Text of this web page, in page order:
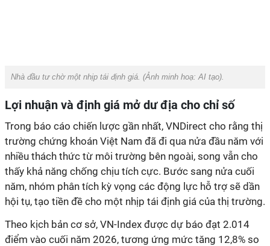
Nhà đầu tư chờ một nhịp tái định giá. (Ảnh minh hoạ: AI tạo).
Lợi nhuận và định giá mở dư địa cho chỉ số
Trong báo cáo chiến lược gần nhất, VNDirect cho rằng thị
trường chứng khoán Việt Nam đã đi qua nửa đầu năm với
nhiều thách thức từ môi trường bên ngoài, song vẫn cho
thấy khả năng chống chịu tích cực. Bước sang nửa cuối
năm, nhóm phân tích kỳ vọng các động lực hỗ trợ sẽ dần
hội tụ, tạo tiền đề cho một nhịp tái định giá của thị trường.
Theo kịch bản cơ sở, VN-Index được dự báo đạt 2.014
điểm vào cuối năm 2026, tương ứng mức tăng 12,8% so